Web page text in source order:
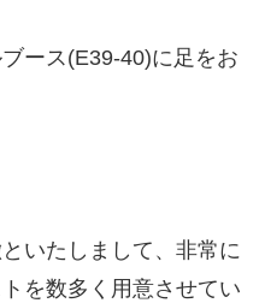
ース(E39-40)に足をお
いたしまして、非常に
を数多く用意させてい